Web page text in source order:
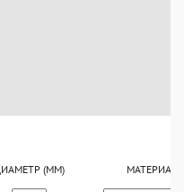
(ММ) МАТЕРИАЛ